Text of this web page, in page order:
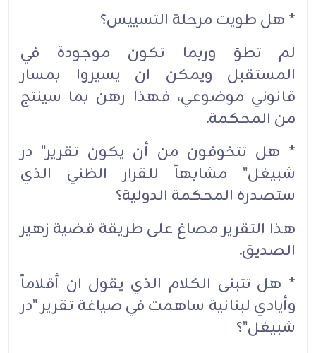
* هل طويت مرحلة التسييس؟
لم تطوَ وربما تكون موجودة في
المستقبل ويمكن ان يسيروا بمسار
قانوني موضوعي، فهذا رهن بما سينتج
من المحكمة.
* هل تتخوفون من أن يكون تقرير" در
شبيغل" مشابهاً للقرار الظني الذي
ستصدره المحكمة الدولية؟
هذا التقرير مصاغ على طريقة قضية زهير
الصديق.
* هل تتبنى الكلام الذي يقول ان أقلاماً
وأيادي لبنانية ساهمت في صياغة تقرير "در
شبيغل"؟